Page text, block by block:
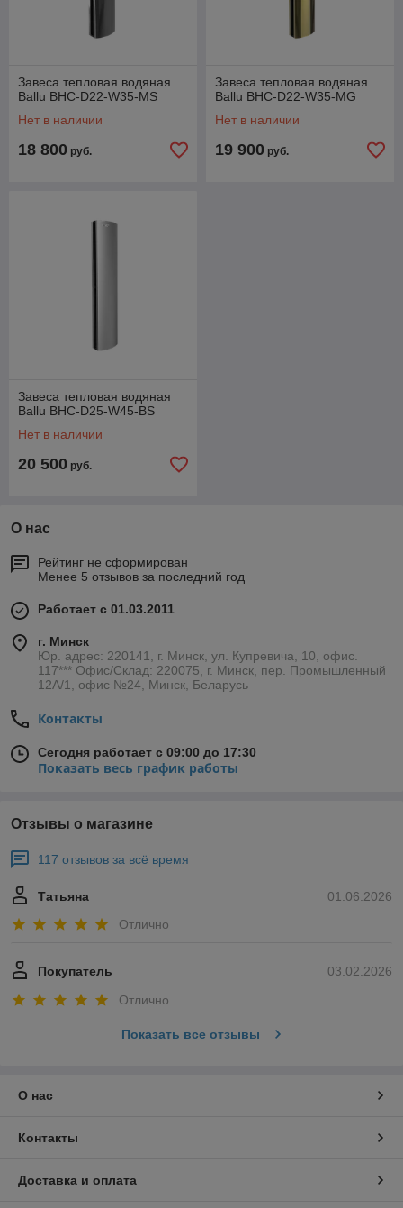
Завеса тепловая водяная
Ballu BHC-D22-W35-MS
Нет в наличии
18 800 руб.
Завеса тепловая водяная
Ballu BHC-D22-W35-MG
Нет в наличии
19 900 руб.
Завеса тепловая водяная
Ballu BHC-D25-W45-BS
Нет в наличии
20 500 руб.
О нас
Рейтинг не сформирован
Менее 5 отзывов за последний год
Работает с 01.03.2011
г. Минск
Юр. адрес: 220141, г. Минск, ул. Купревича, 10, офис.
117*** Офис/Склад: 220075, г. Минск, пер. Промышленный
12А/1, офис №24, Минск, Беларусь
Контакты
Сегодня работает с 09:00 до 17:30
Показать весь график работы
Отзывы о магазине
117 отзывов за всё время
01.06.2026
Татьяна
Отлично
03.02.2026
Покупатель
Отлично
Показать все отзывы
О нас
Контакты
Доставка и оплата